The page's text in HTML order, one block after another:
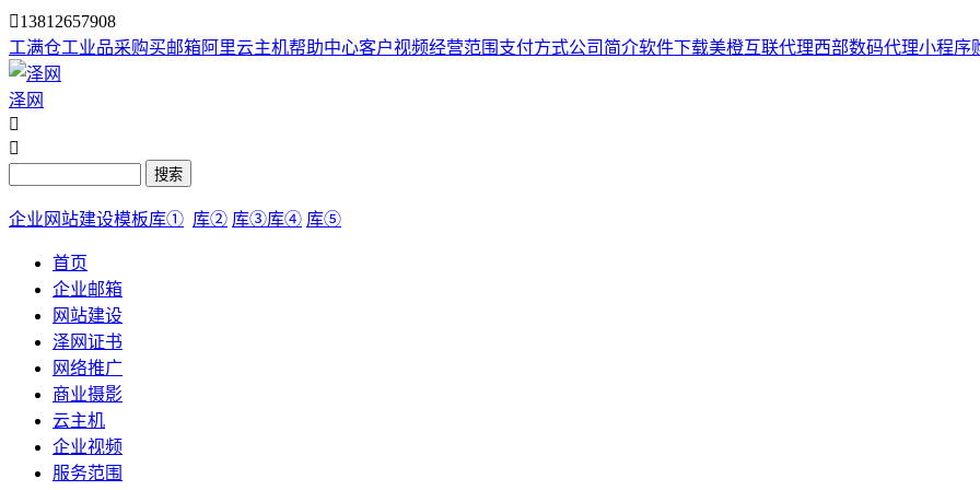
13812657908
工满仓工业品采购买邮箱阿里云主机帮助中心客户视频经营范围 支付方式公司简介软件下载美橙互联代理西部数码代理小程序
泽网


搜索
企业网站建设模板库① 库② 库③库④ 库⑤
首页
企业邮箱
网站建设
泽网证书
网络推广
商业摄影
云主机
企业视频
服务范围